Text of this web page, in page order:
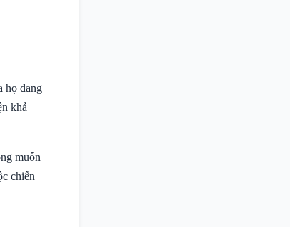
họ đang
khả
muốn
chiến